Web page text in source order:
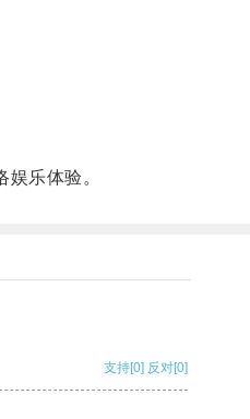
乐体验。
支持[0] 反对[0]